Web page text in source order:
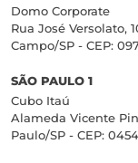
Domo Corporate
Rua José Versolato,
Campo/SP - CEP:
SÃO PAULO 1
Cubo Itaú
Alameda Vicente
Paulo/SP - CEP: